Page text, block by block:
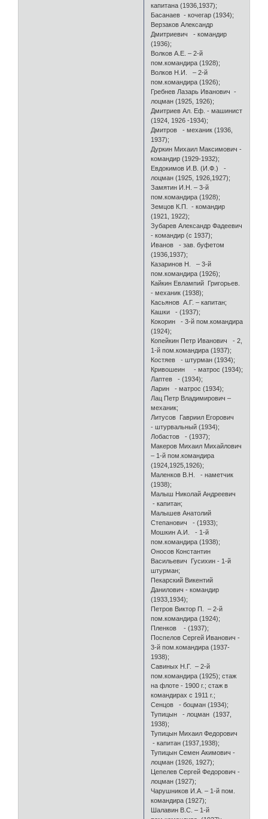
капитана (1936,1937);
Басанаев - кочегар (1934);
Верзаков Александр
Дмитриевич - командир
(1936);
Волков А.Е. – 2-й
пом.командира (1928);
Волков Н.И. – 2-й
пом.командира (1926);
Гребнев Лазарь Иванович -
лоцман (1925, 1926);
Дмитриев Ал. Еф. - машинист
(1924, 1926 -1934);
Дмитров - механик (1936,
1937);
Дуркин Михаил Максимович -
командир (1929-1932);
Евдокимов И.В. (И.Ф.) -
лоцман (1925, 1926,1927);
Замятин И.Н. – 3-й
пом.командира (1928);
Земцов К.П. - командир
(1921, 1922);
Зубарев Александр Фадеевич
- командир (с 1937);
Иванов - зав. буфетом
(1936,1937);
Казаринов Н. – 3-й
пом.командира (1926);
Кайкин Евлампий Григорьев.
- механик (1938);
Касьянов А.Г. – капитан;
Кашки - (1937);
Кокорин - 3-й пом.командира
(1924);
Копейкин Петр Иванович - 2,
1-й пом.командира (1937);
Костяев - штурман (1934);
Кривошеин - матрос (1934);
Лаптев - (1934);
Ларин - матрос (1934);
Лац Петр Владимирович –
механик;
Литусов Гавриил Егорович
- штурвальный (1934);
Лобастов - (1937);
Макеров Михаил Михайлович
– 1-й пом.командира
(1924,1925,1926);
Маленков В.Н. - наметчик
(1938);
Малыш Николай Андреевич
- капитан;
Малышев Анатолий
Степанович - (1933);
Мошкин А.И. - 1-й
пом.командира (1938);
Оносов Константин
Васильевич Гусихин - 1-й
штурман;
Пекарский Викентий
Данилович - командир
(1933,1934);
Петров Виктор П. – 2-й
пом.командира (1924);
Пленков - (1937);
Поспелов Сергей Иванович -
3-й пом.командира (1937-
1938);
Савиных Н.Г. – 2-й
пом.командира (1925); стаж
на флоте - 1900 г.; стаж в
командирах с 1911 г.;
Сенцов - боцман (1934);
Тупицын - лоцман (1937,
1938);
Тупицын Михаил Федорович
- капитан (1937,1938);
Тупицын Семен Акимович -
лоцман (1926, 1927);
Цепелев Сергей Федорович -
лоцман (1927);
Чарушников И.А. – 1-й пом.
командира (1927);
Шалавин В.С. – 1-й